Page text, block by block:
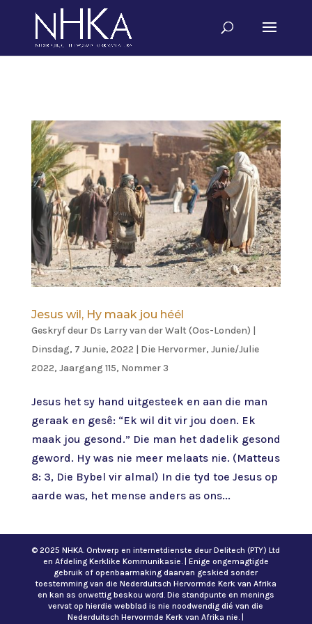
Jesus wil, Hy maak jou héél
Geskryf deur Ds Larry van der Walt (Oos-Londen) |
Dinsdag, 7 Junie, 2022 | Die Hervormer, Junie/Julie
2022, Jaargang 115, Nommer 3
Jesus het sy hand uitgesteek en aan die man
geraak en gesê: “Ek wil dit vir jou doen. Ek
maak jou gesond.” Die man het dadelik gesond
geword. Hy was nie meer melaats nie. (Matteus
8: 3, Die Bybel vir almal) In die tyd toe Jesus op
aarde was, het mense anders as ons...
© 2025 NHKA. Ontwerp en internetdienste deur Delitech (PTY) Ltd
en Afdeling Kerklike Kommunikasie. | Enige ongemagtigde
gebruik of openbaarmaking daarvan geskied sonder
toestemming van die Nederduitsch Hervormde Kerk van Afrika
en kan as onwettig beskou word. Die standpunte en menings
vervat op hierdie webblad is nie noodwendig dié van die
Nederduitsch Hervormde Kerk van Afrika nie. |